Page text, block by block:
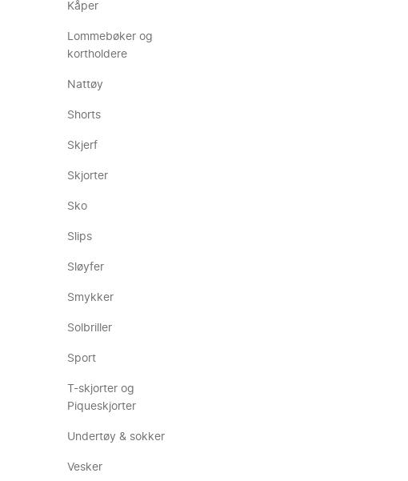
Kåper
Lommebøker og
kortholdere
Nattøy
Shorts
Skjerf
Skjorter
Sko
Slips
Sløyfer
Smykker
Solbriller
Sport
T-skjorter og
Piqueskjorter
Undertøy & sokker
Vesker